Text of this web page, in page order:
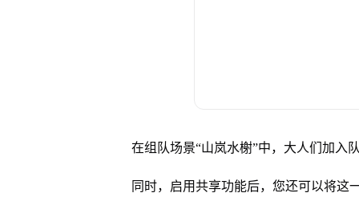
在组队场景“山岚水榭”中，大人们加入
同时，启用共享功能后，您还可以将这